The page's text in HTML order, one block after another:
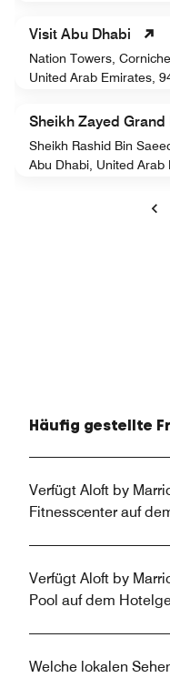
Visit Abu Dhabi
Nation Towers,
United Arab Emirates,
Sheikh Zayed Grand
Sheikh Rashid Bin
Abu Dhabi, United Arab
Häufig gestellte
Verfügt Aloft by
Fitnesscenter auf
Verfügt Aloft by
Pool auf dem
Welche lokalen